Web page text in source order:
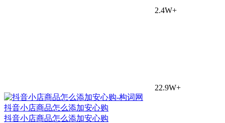
2.4W+
22.9W+
抖音小店商品怎么添加安心购
抖音小店商品怎么添加安心购